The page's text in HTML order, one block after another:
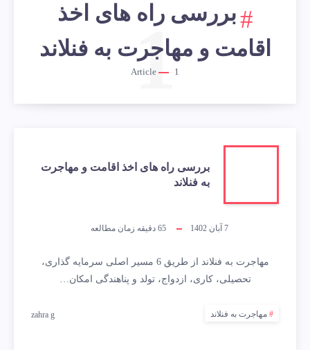
بررسی راه های اخذ
اقامت و مهاجرت به فنلاند
1
1
بررسی راه های اخذ اقامت و مهاجرت
به فنلاند
7 آبان 1402 65 دقیقه زمان مطالعه
مهاجرت به فنلاند از طریق 6 مسیر اصلی سرمایه گذاری،
تحصیلی، کاری، ازدواج، تولد و پناهندگی امکان…
مهاجرت به فنلاند zahra g